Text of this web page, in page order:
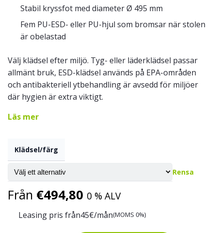
Stabil kryssfot med diameter Ø 495 mm
Fem PU-ESD- eller PU-hjul som bromsar när stolen
är obelastad
Välj klädsel efter miljö. Tyg- eller läderklädsel passar
allmänt bruk, ESD-klädsel används på EPA-områden
och antibakteriell ytbehandling är avsedd för miljöer
där hygien är extra viktigt.
Läs mer
Klädsel/färg
Rensa
Från €494,80 0 % ALV
Leasing pris från45€/mån(MOMS 0%)